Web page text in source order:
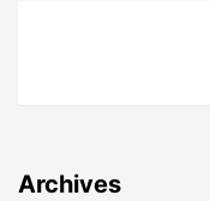
Archives